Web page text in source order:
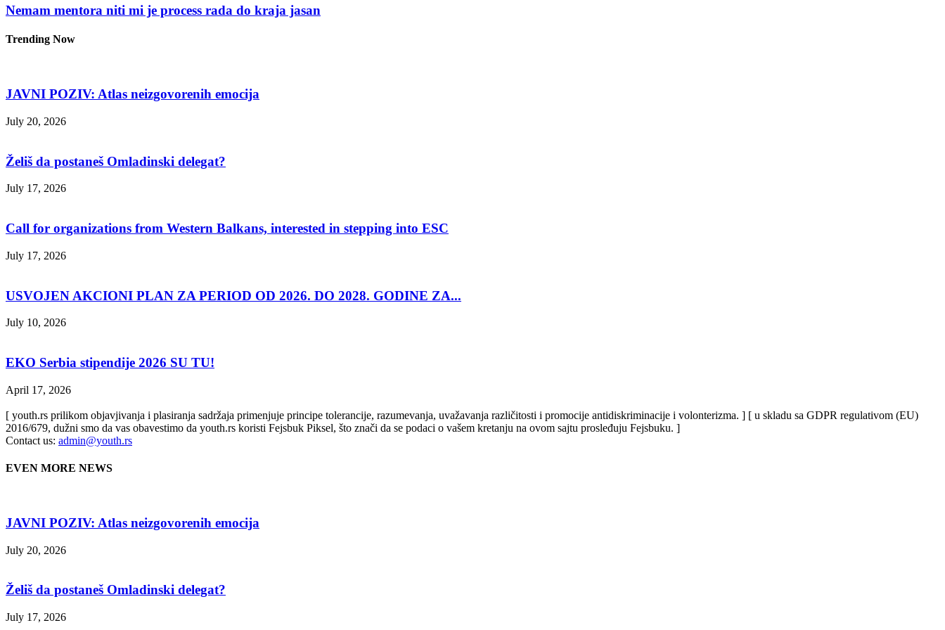
Nemam mentora niti mi je process rada do kraja jasan
Trending Now
JAVNI POZIV: Atlas neizgovorenih emocija
July 20, 2026
Želiš da postaneš Omladinski delegat?
July 17, 2026
Call for organizations from Western Balkans, interested in stepping into ESC
July 17, 2026
USVOJEN AKCIONI PLAN ZA PERIOD OD 2026. DO 2028. GODINE ZA...
July 10, 2026
EKO Serbia stipendije 2026 SU TU!
April 17, 2026
[ youth.rs prilikom objavjivanja i plasiranja sadržaja primenjuje principe tolerancije, razumevanja, uvažavanja različitosti i promocije antidiskriminacije i volonterizma. ] [ u skladu sa GDPR regulativom (EU)
2016/679, dužni smo da vas obavestimo da youth.rs koristi Fejsbuk Piksel, što znači da se podaci o vašem kretanju na ovom sajtu prosleđuju Fejsbuku. ]
Contact us: admin@youth.rs
EVEN MORE NEWS
JAVNI POZIV: Atlas neizgovorenih emocija
July 20, 2026
Želiš da postaneš Omladinski delegat?
July 17, 2026